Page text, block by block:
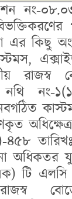
নং-
এর কিছু
নং-
৪৫৮
অধিকতর
টি এলসি